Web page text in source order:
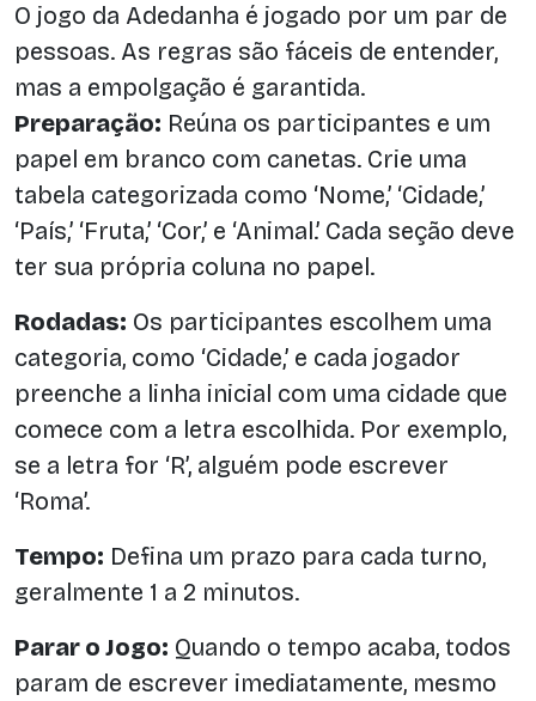
O jogo da Adedanha é jogado por um par de
pessoas. As regras são fáceis de entender,
mas a empolgação é garantida.
Preparação: Reúna os participantes e um
papel em branco com canetas. Crie uma
tabela categorizada como ‘Nome,’ ‘Cidade,’
‘País,’ ‘Fruta,’ ‘Cor,’ e ‘Animal.’ Cada seção deve
ter sua própria coluna no papel.
Rodadas: Os participantes escolhem uma
categoria, como ‘Cidade,’ e cada jogador
preenche a linha inicial com uma cidade que
comece com a letra escolhida. Por exemplo,
se a letra for ‘R’, alguém pode escrever
‘Roma’.
Tempo: Defina um prazo para cada turno,
geralmente 1 a 2 minutos.
Parar o Jogo: Quando o tempo acaba, todos
param de escrever imediatamente, mesmo